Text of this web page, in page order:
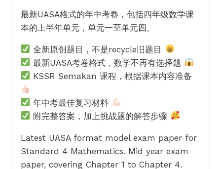
Math
Mid
Year
Exam
Paper
UASA
quantity
最新UASA格式的年中考卷，包括四年级数学课
本的上半年单元，单元一至单元四。
全新原创题目，不是recycle旧题目
最新UASA考卷格式，数学不再有选择题
KSSR Semakan 课程，根据课本内容准备
年中考最佳复习材料
附完整答案，加上挑战题的解答步骤
Latest UASA format model exam paper for
Standard 4 Mathematics. Mid year exam
paper, covering Chapter 1 to Chapter 4.